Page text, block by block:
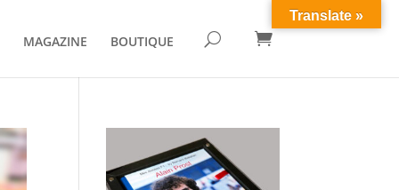
MAGAZINE BOUTIQUE U 
Translate »